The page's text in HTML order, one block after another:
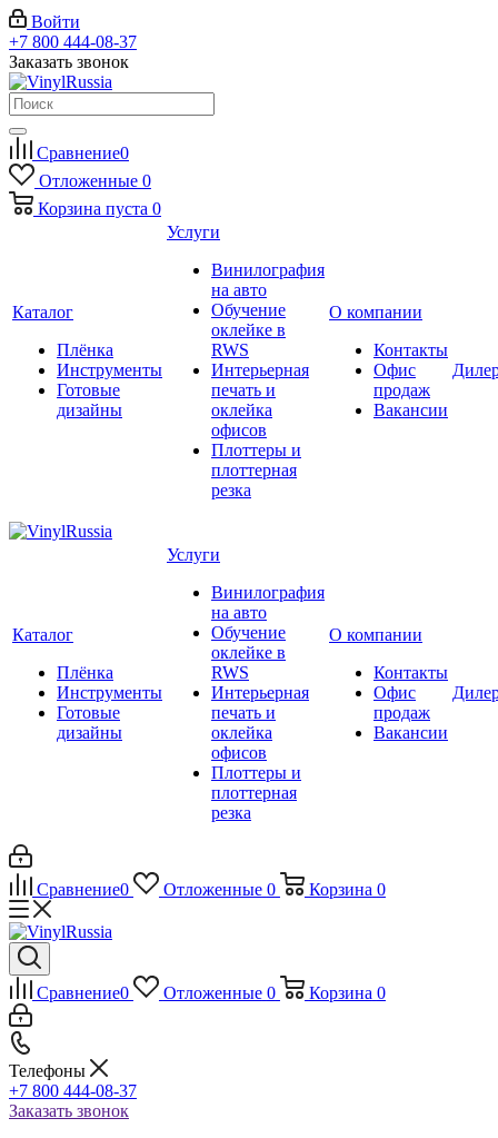
Войти
+7 800 444-08-37
Заказать звонок
Сравнение0
Отложенные 0
Корзина пуста 0
Каталог
Плёнка
Инструменты
Готовые
дизайны
Услуги
Винилография
на авто
Обучение
оклейке в
RWS
Интерьерная
печать и
оклейка
офисов
Плоттеры и
плоттерная
резка
О компании
Контакты
Офис
продаж
Вакансии
Каталог
Плёнка
Инструменты
Готовые
дизайны
Услуги
Винилография
на авто
Обучение
оклейке в
RWS
Интерьерная
печать и
оклейка
офисов
Плоттеры и
плоттерная
резка
О компании
Контакты
Офис
продаж
Вакансии
Сравнение0 Отложенные 0 Корзина 0
Сравнение0 Отложенные 0 Корзина 0
Телефоны
+7 800 444-08-37
Заказать звонок